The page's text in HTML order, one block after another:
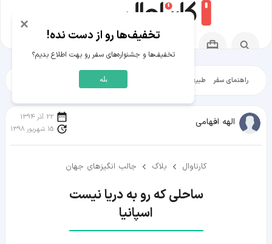
راهنمای سفر طبیعت‌گردی شهرگردی
الهه افهامی
22 آذر 1394
15 شهریور 1398
کارناوال بلاگ جالب انگیزهای جهان
اسپانیا
×
تخفیف‌ها رو از دست نده!
تخفیف‌ها و جشنواره‌های سفر رو بهت اطلاع بدیم؟
بله